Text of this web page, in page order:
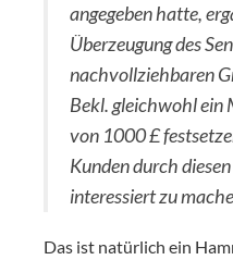
angegeben hatte,
Überzeugung des
nachvollziehbaren
Bekl. gleichwohl ein
von 1000 £
Kunden durch
interessiert zu
Das ist natürlich ein